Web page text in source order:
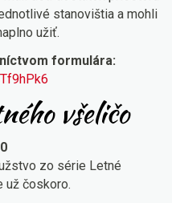
stanovištia a mohli
užiť.
formulára:
všeličo
zo série Letné
už čoskoro.